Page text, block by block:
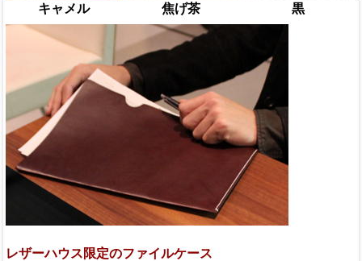
キャメル 焦げ茶 黒
レザーハウス限定のファイルケース